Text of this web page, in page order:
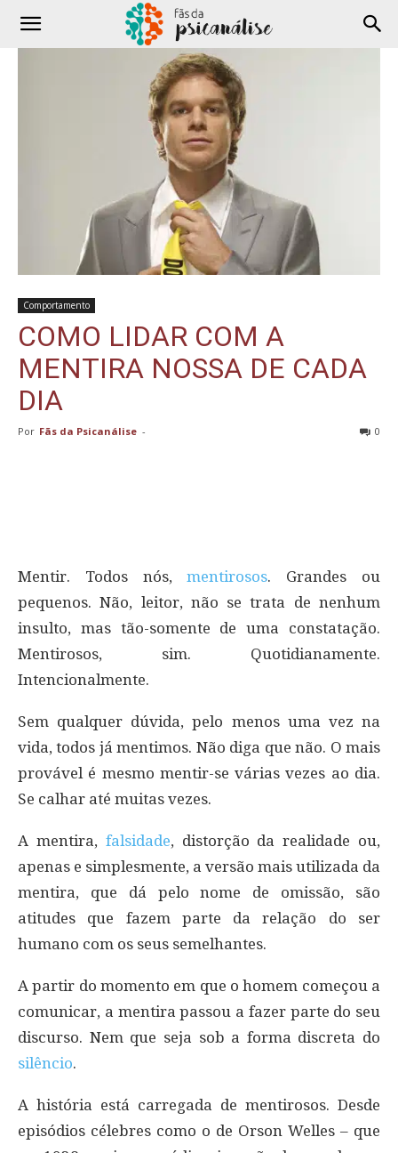
Comportamento
COMO LIDAR COM A
MENTIRA NOSSA DE CADA
DIA
Por Fãs da Psicanálise - 0
Mentir. Todos nós,mentirosos. Grandes ou
pequenos. Não, leitor, não se trata de nenhum
insulto, mas tão-somente de uma constatação.
Mentirosos, sim. Quotidianamente.
Intencionalmente.
Sem qualquer dúvida, pelo menos uma vez na
vida, todos já mentimos. Não diga que não. O mais
provável é mesmo mentir-se várias vezes ao dia.
Se calhar até muitas vezes.
A mentira, falsidade, distorção da realidade ou,
apenas e simplesmente, a versão mais utilizada da
mentira, que dá pelo nome de omissão, são
atitudes que fazem parte da relação do ser
humano com os seus semelhantes.
A partir do momento em que o homem começou a
comunicar, a mentira passou a fazer parte do seu
discurso. Nem que seja sob a forma discreta do
silêncio.
A história está carregada de mentirosos. Desde
episódios célebres como o de Orson Welles – que